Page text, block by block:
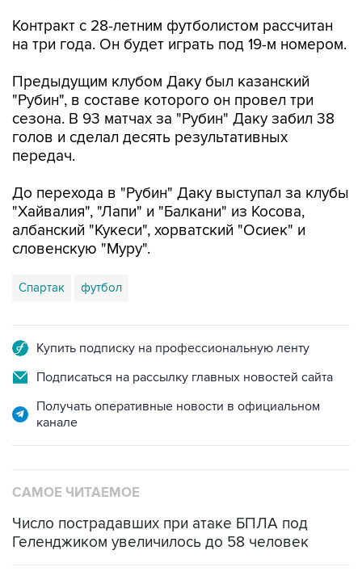
Контракт с 28-летним футболистом рассчитан
на три года. Он будет играть под 19-м номером.
Предыдущим клубом Даку был казанский
"Рубин", в составе которого он провел три
сезона. В 93 матчах за "Рубин" Даку забил 38
голов и сделал десять результативных
передач.
До перехода в "Рубин" Даку выступал за клубы
"Хайвалия", "Лапи" и "Балкани" из Косова,
албанский "Кукеси", хорватский "Осиек" и
словенскую "Муру".
Спартак футбол
Купить подписку на профессиональную ленту
Подписаться на рассылку главных новостей сайта
Получать оперативные новости в официальном
канале
САМОЕ ЧИТАЕМОЕ
Число пострадавших при атаке БПЛА под
Геленджиком увеличилось до 58 человек